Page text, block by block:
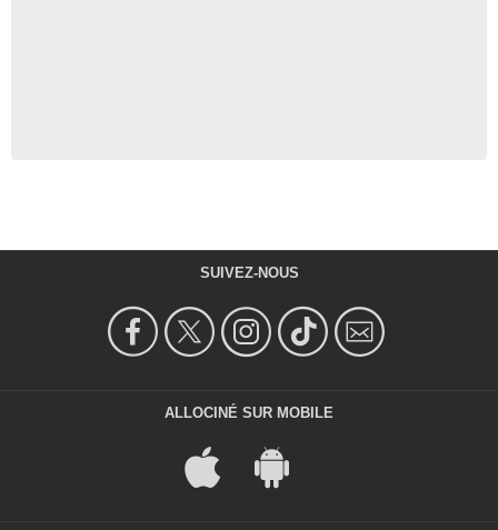
SUIVEZ-NOUS
ALLOCINÉ SUR MOBILE